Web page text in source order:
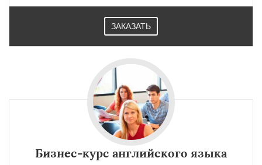
регионам
Балашиха
Бронницы Верея Видное
Воскресенск Высоковск
Дзержинск Дмитров
Домодедово Дрезна
Жуковский Зарайск
Звенигород
Кашира
Клин Коломна Королев Котельники
ЗАКАЗАТЬ
Бизнес-курс английского языка
УЗНАТЬ ПОДРОБНЕЕ
Даю согласие на обработку персональных данных